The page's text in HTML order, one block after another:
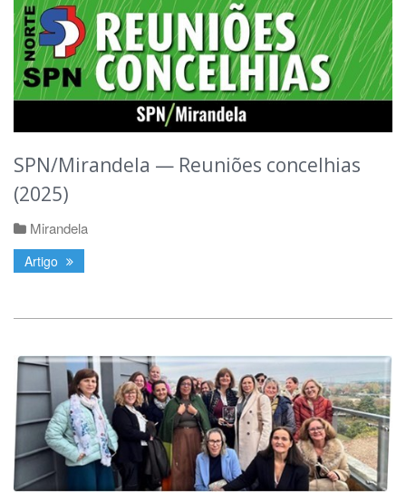
SPN/Mirandela — Reuniões concelhias
(2025)
Mirandela
Artigo